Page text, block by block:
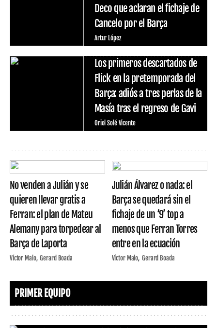
Deco que aclaran el fichaje de
Cancelo por el Barça
Artur López
Los primeros descartados de
Flick en la pretemporada del
Barça: adiós a tres perlas de la
Masía tras el regreso de Gavi
Oriol Solé Vicente
No venden a Julián y se
quieren llevar gratis a
Ferran: el plan de Mateu
Alemany para torpedear al
Barça de Laporta
Víctor Malo Gerard Boada
Julián Álvarez o nada: el
Barça se quedará sin el
fichaje de un ‘9’ top a
menos que Ferran Torres
entre en la ecuación
Víctor Malo Gerard Boada
PRIMER EQUIPO